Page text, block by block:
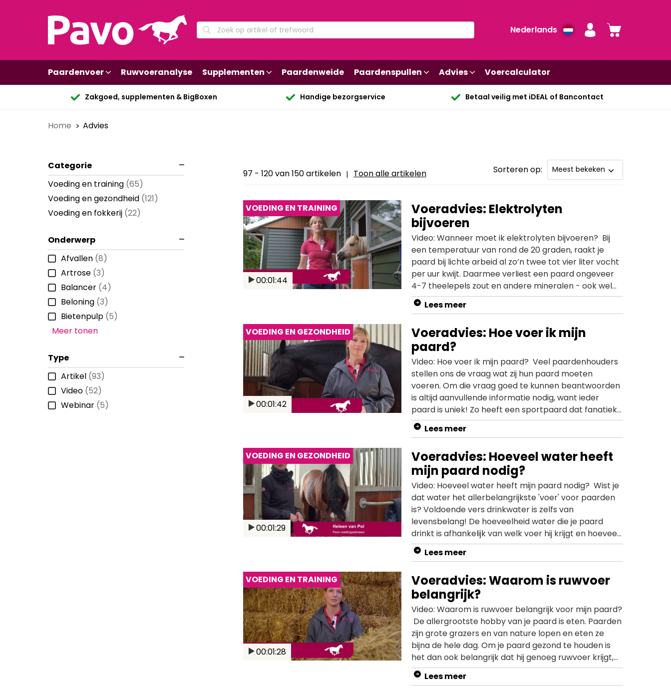
Nederlands
Paardenvoer Ruwvoeranalyse Supplementen Paardenweide Paardenspullen Advies Voercalculator
Zakgoed, supplementen & BigBoxen Handige bezorgservice Betaal veilig met iDEAL of Bancontact
Home Advies
Categorie
Voeding en training (65)
Voeding en gezondheid (121)
Voeding en fokkerij (22)
Onderwerp
Afvallen (8)
Artrose (3)
Balancer (4)
Beloning (3)
Bietenpulp (5)
Meer tonen
Type
Artikel (93)
Video (52)
Webinar (5)
97 - 120 van 150 artikelen | Toon alle artikelen Sorteren op:
VOEDING EN TRAINING
00:01:44
Voeradvies: Elektrolyten
bijvoeren
Video: Wanneer moet ik elektrolyten bijvoeren? Bij
een temperatuur van rond de 20 graden, raakt je
paard bij lichte arbeid al zo’n twee tot vier liter vocht
per uur kwijt. Daarmee verliest een paard ongeveer
4-7 theelepels zout en andere mineralen - ook wel
elektrolyten genoemd. Je kunt dit verlies aanvullen
met Pavo E’lyte. Dit supplement bevat niet alleen
Lees meer
VOEDING EN GEZONDHEID
00:01:42
Voeradvies: Hoe voer ik mijn
paard?
Video: Hoe voer ik mijn paard? Veel paardenhouders
stellen ons de vraag wat zij hun paard moeten
voeren. Om die vraag goed te kunnen beantwoorden
is altijd aanvullende informatie nodig, want ieder
paard is uniek! Zo heeft een sportpaard dat fanatiek
traint andere voeding nodig dan een shetlandpony
die 24/7 staat te grazen. In deze video geeft onze
voerrichtlijnen.
Lees meer
VOEDING EN GEZONDHEID
00:01:29
Voeradvies: Hoeveel water heeft
mijn paard nodig?
Video: Hoeveel water heeft mijn paard nodig? Wist je
dat water het allerbelangrijkste 'voer' voor paarden
is? Voldoende vers drinkwater is zelfs van
levensbelang! De hoeveelheid water die je paard
drinkt is afhankelijk van welk voer hij krijgt en hoeveel
arbeid hij verricht. Weet jij hoeveel water jouw paard
nodig heeft? Bekijk het antwoord in deze video!
Lees meer
VOEDING EN TRAINING
00:01:28
Voeradvies: Waarom is ruwvoer
belangrijk?
Video: Waarom is ruwvoer belangrijk voor mijn paard?
De allergrootste hobby van je paard is eten. Paarden
zijn grote grazers en van nature lopen en eten ze
bijna de hele dag. Om je paard gezond te houden is
het dan ook belangrijk dat hij genoeg ruwvoer krijgt,
zoals hooi, gras en bietenpulp. In deze video legt
Heleen uit waarom ruwvoer nou eigenlijk zo belangrijk
Lees meer